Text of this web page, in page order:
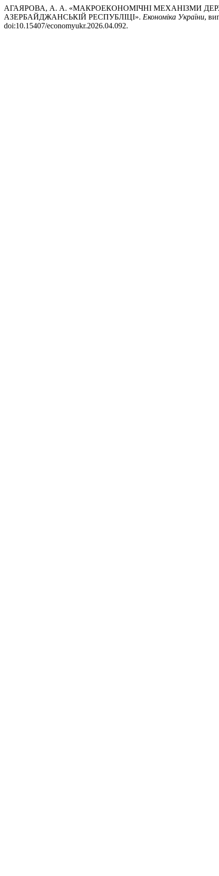
АГАЯРОВА, А. А. «МАКРОЕКОНОМІЧНІ МЕХАНІЗМИ
АЗЕРБАЙДЖАНСЬКІЙ РЕСПУБЛІЦІ». Економіка України,
doi:10.15407/economyukr.2026.04.092.